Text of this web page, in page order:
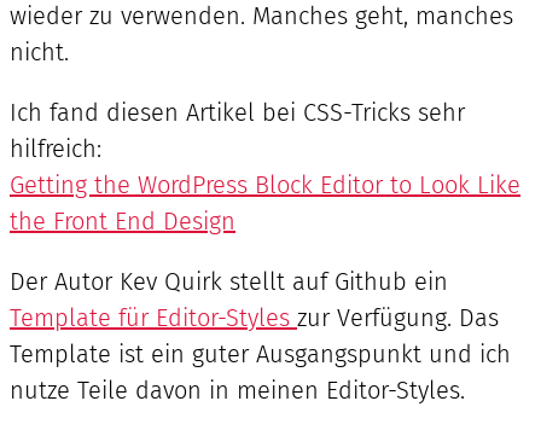
wieder zu verwenden. Manches geht, manches
nicht.
Ich fand diesen Artikel bei CSS-Tricks sehr
hilfreich:
Getting the WordPress Block Editor to Look Like
the Front End Design
Der Autor Kev Quirk stellt auf Github ein
Template für Editor-Styles zur Verfügung. Das
Template ist ein guter Ausgangspunkt und ich
nutze Teile davon in meinen Editor-Styles.